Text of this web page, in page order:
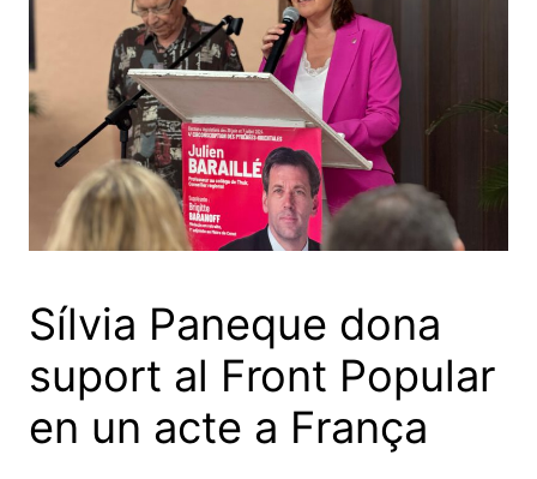
Sílvia Paneque dona
suport al Front Popular
en un acte a França